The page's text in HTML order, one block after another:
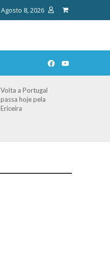
Agosto 8, 2026
Volta a Portugal
passa hoje pela
Ericeira